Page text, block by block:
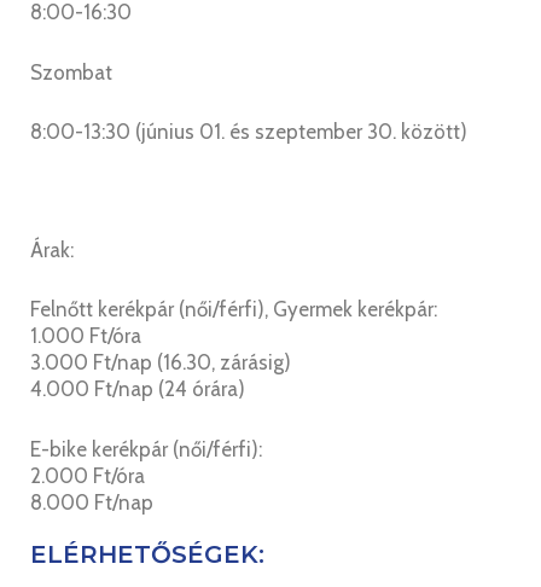
8:00-16:30
Szombat
8:00-13:30 (június 01. és szeptember 30. között)
Árak:
Felnőtt kerékpár (női/férfi), Gyermek kerékpár:
1.000 Ft/óra
3.000 Ft/nap (16.30, zárásig)
4.000 Ft/nap (24 órára)
E-bike kerékpár (női/férfi):
2.000 Ft/óra
8.000 Ft/nap
ELÉRHETŐSÉGEK: